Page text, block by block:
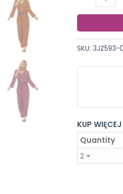
Damski
z
SKU:3JZ593-
KUP
Quantity
2 +